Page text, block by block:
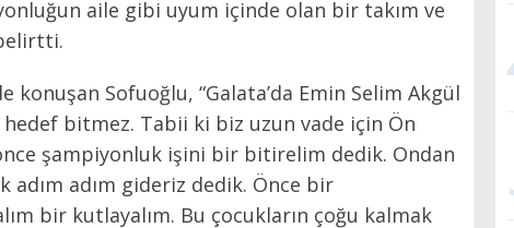
aile gibi uyum içinde olan bir takım ve
konuşan Sofuoğlu, “Galata’da Emin Selim Akgül
bitmez. Tabii ki biz uzun vade için Ön
şampiyonluk işini bir bitirelim dedik. Ondan
adım gideriz dedik. Önce bir
bir kutlayalım. Bu çocukların çoğu kalmak